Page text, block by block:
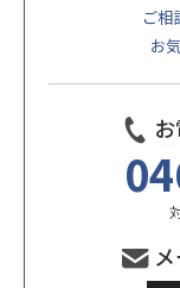
ご相
お